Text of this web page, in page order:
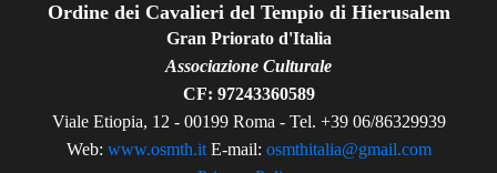
Ordine dei Cavalieri del Tempio di Hierusalem
Gran Priorato d'Italia
Associazione Culturale
CF: 97243360589
Viale Etiopia, 12 - 00199 Roma - Tel. +39 06/86329939
Web: www.osmth.itE-mail: osmthitalia@gmail.com